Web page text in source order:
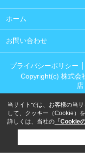
ホーム
お問い合わせ
プライバシーポリシー
Copyright(c) 株式会
当サイトでは、お客様の当
して、クッキー（Cookie）
詳しくは、当社の 「Cookie